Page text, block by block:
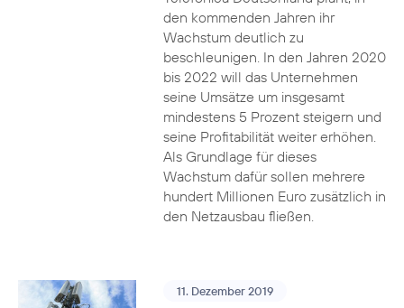
den kommenden Jahren ihr
Wachstum deutlich zu
beschleunigen. In den Jahren 2020
bis 2022 will das Unternehmen
seine Umsätze um insgesamt
mindestens 5 Prozent steigern und
seine Profitabilität weiter erhöhen.
Als Grundlage für dieses
Wachstum dafür sollen mehrere
hundert Millionen Euro zusätzlich in
den Netzausbau fließen.
11. Dezember 2019